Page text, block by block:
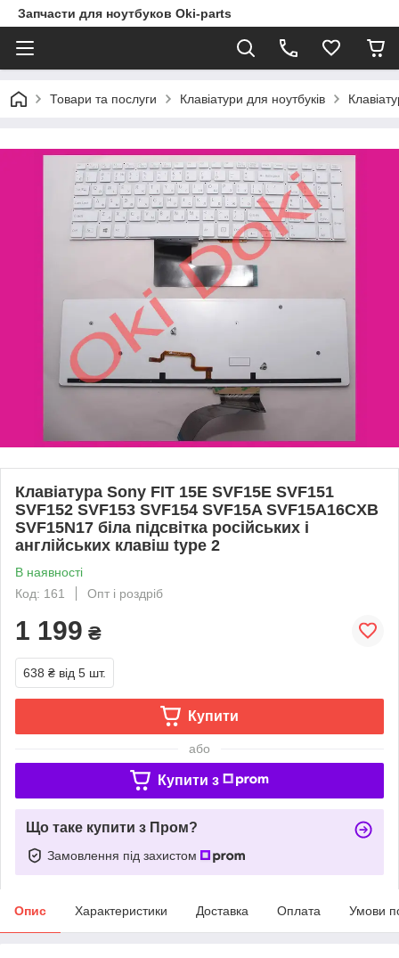
Запчасти для ноутбуков Oki-parts
Товари та послуги Клавіатури для ноутбуків
Клавіатура Sony FIT 15E SVF15E SVF151
SVF152 SVF153 SVF154 SVF15A SVF15A16CXB
SVF15N17 біла підсвітка російських і
англійських клавіш type 2
В наявності
Код: 161
Опт і роздріб
1 199 ₴
638 ₴ від 5 шт.
Купити
або
Купити з
Що таке купити з Пром?
Замовлення під захистом
Опис Характеристики Доставка Оплата Умови